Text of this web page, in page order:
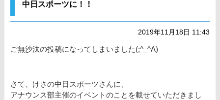
中日スポーツに！！
2019年11月18日 11:43
ご無沙汰の投稿になってしまいました(;^_^A)
さて、けさの中日スポーツさんに、
アナウンス部主催のイベントのことを載せていただきまし